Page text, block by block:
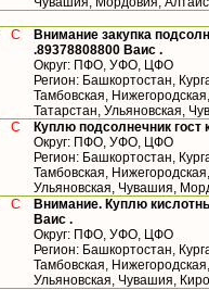
С
Внимание закупка
.89378808800 Ваис .
Округ: ПФО, УФО, ЦФО
Регион: Башкортостан,
Тамбовская,
Татарстан, Ульяновская,
С
Куплю подсолнечник
Округ: ПФО, УФО, ЦФО
Регион: Башкортостан,
Тамбовская,
Ульяновская, Чувашия,
С
Внимание. Куплю
Ваис .
Округ: ПФО, УФО, ЦФО
Регион: Башкортостан,
Тамбовская,
Ульяновская, Чувашия,